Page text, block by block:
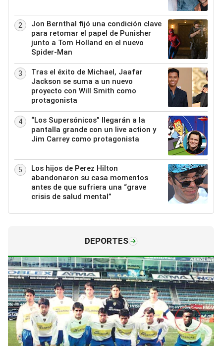
2
Jon Bernthal fijó una condición clave
para retomar el papel de Punisher
junto a Tom Holland en el nuevo
Spider-Man
3
Tras el éxito de Michael, Jaafar
Jackson se suma a un nuevo
proyecto con Will Smith como
protagonista
4
“Los Supersónicos” llegarán a la
pantalla grande con un live action y
Jim Carrey como protagonista
5
Los hijos de Perez Hilton
abandonaron su casa momentos
antes de que sufriera una “grave
crisis de salud mental”
DEPORTES